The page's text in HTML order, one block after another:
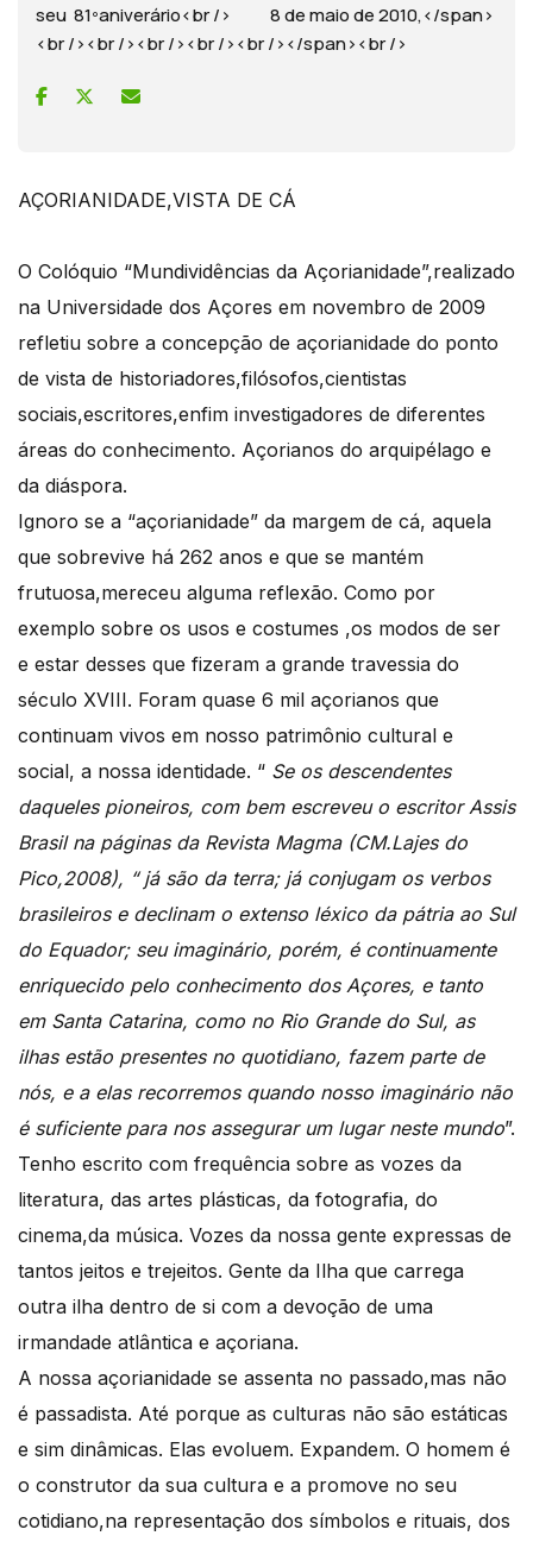
seu 81ºaniverário<br /> 8 de maio de 2010,</span>
<br /><br /><br /><br /><br /></span><br />
AÇORIANIDADE,VISTA DE CÁ
O Colóquio “Mundividências da Açorianidade”,realizado
na Universidade dos Açores em novembro de 2009
refletiu sobre a concepção de açorianidade do ponto
de vista de historiadores,filósofos,cientistas
sociais,escritores,enfim investigadores de diferentes
áreas do conhecimento. Açorianos do arquipélago e
da diáspora.
Ignoro se a “açorianidade” da margem de cá, aquela
que sobrevive há 262 anos e que se mantém
frutuosa,mereceu alguma reflexão. Como por
exemplo sobre os usos e costumes ,os modos de ser
e estar desses que fizeram a grande travessia do
século XVIII. Foram quase 6 mil açorianos que
continuam vivos em nosso patrimônio cultural e
social, a nossa identidade. “ Se os descendentes
daqueles pioneiros, com bem escreveu o escritor Assis
Brasil na páginas da Revista Magma (CM.Lajes do
Pico,2008), “ já são da terra; já conjugam os verbos
brasileiros e declinam o extenso léxico da pátria ao Sul
do Equador; seu imaginário, porém, é continuamente
enriquecido pelo conhecimento dos Açores, e tanto
em Santa Catarina, como no Rio Grande do Sul, as
ilhas estão presentes no quotidiano, fazem parte de
nós, e a elas recorremos quando nosso imaginário não
é suficiente para nos assegurar um lugar neste mundo”.
Tenho escrito com frequência sobre as vozes da
literatura, das artes plásticas, da fotografia, do
cinema,da música. Vozes da nossa gente expressas de
tantos jeitos e trejeitos. Gente da Ilha que carrega
outra ilha dentro de si com a devoção de uma
irmandade atlântica e açoriana.
A nossa açorianidade se assenta no passado,mas não
é passadista. Até porque as culturas não são estáticas
e sim dinâmicas. Elas evoluem. Expandem. O homem é
o construtor da sua cultura e a promove no seu
cotidiano,na representação dos símbolos e rituais, dos